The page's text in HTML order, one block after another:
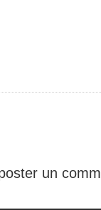
un